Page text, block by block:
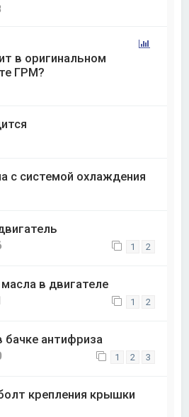
в оригинальном
ГРМ?
с системой охлаждения
1 2
в двигателе
1 2
бачке антифриза
1 2 3
крепления крышки